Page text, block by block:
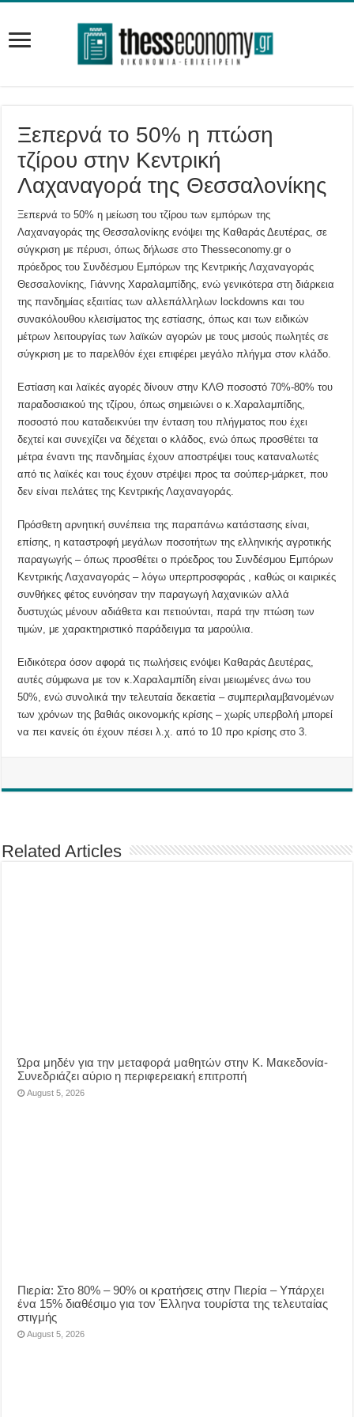
Ξεπερνά το 50% η πτώση
τζίρου στην Κεντρική
Λαχαναγορά της Θεσσαλονίκης
Ξεπερνά το 50% η μείωση του τζίρου των εμπόρων της
Λαχαναγοράς της Θεσσαλονίκης ενόψει της Καθαράς Δευτέρας, σε
σύγκριση με πέρυσι, όπως δήλωσε στο Thesseconomy.gr ο
πρόεδρος του Συνδέσμου Εμπόρων της Κεντρικής Λαχαναγοράς
Θεσσαλονίκης, Γιάννης Χαραλαμπίδης, ενώ γενικότερα στη διάρκεια
της πανδημίας εξαιτίας των αλλεπάλληλων lockdowns και του
συνακόλουθου κλεισίματος της εστίασης, όπως και των ειδικών
μέτρων λειτουργίας των λαϊκών αγορών με τους μισούς πωλητές σε
σύγκριση με το παρελθόν έχει επιφέρει μεγάλο πλήγμα στον κλάδο.
Εστίαση και λαϊκές αγορές δίνουν στην ΚΛΘ ποσοστό 70%-80% του
παραδοσιακού της τζίρου, όπως σημειώνει ο κ.Χαραλαμπίδης,
ποσοστό που καταδεικνύει την ένταση του πλήγματος που έχει
δεχτεί και συνεχίζει να δέχεται ο κλάδος, ενώ όπως προσθέτει τα
μέτρα έναντι της πανδημίας έχουν αποστρέψει τους καταναλωτές
από τις λαϊκές και τους έχουν στρέψει προς τα σούπερ-μάρκετ, που
δεν είναι πελάτες της Κεντρικής Λαχαναγοράς.
Πρόσθετη αρνητική συνέπεια της παραπάνω κατάστασης είναι,
επίσης, η καταστροφή μεγάλων ποσοτήτων της ελληνικής αγροτικής
παραγωγής – όπως προσθέτει ο πρόεδρος του Συνδέσμου Εμπόρων
Κεντρικής Λαχαναγοράς – λόγω υπερπροσφοράς , καθώς οι καιρικές
συνθήκες φέτος ευνόησαν την παραγωγή λαχανικών αλλά
δυστυχώς μένουν αδιάθετα και πετιούνται, παρά την πτώση των
τιμών, με χαρακτηριστικό παράδειγμα τα μαρούλια.
Ειδικότερα όσον αφορά τις πωλήσεις ενόψει Καθαράς Δευτέρας,
αυτές σύμφωνα με τον κ.Χαραλαμπίδη είναι μειωμένες άνω του
50%, ενώ συνολικά την τελευταία δεκαετία – συμπεριλαμβανομένων
των χρόνων της βαθιάς οικονομκής κρίσης – χωρίς υπερβολή μπορεί
να πει κανείς ότι έχουν πέσει λ.χ. από το 10 προ κρίσης στο 3.
Related Articles
Ώρα μηδέν για την μεταφορά μαθητών στην Κ. Μακεδονία-
Συνεδριάζει αύριο η περιφερειακή επιτροπή
August 5, 2026
Πιερία: Στο 80% – 90% οι κρατήσεις στην Πιερία – Υπάρχει
ένα 15% διαθέσιμο για τον Έλληνα τουρίστα της τελευταίας
στιγμής
August 5, 2026